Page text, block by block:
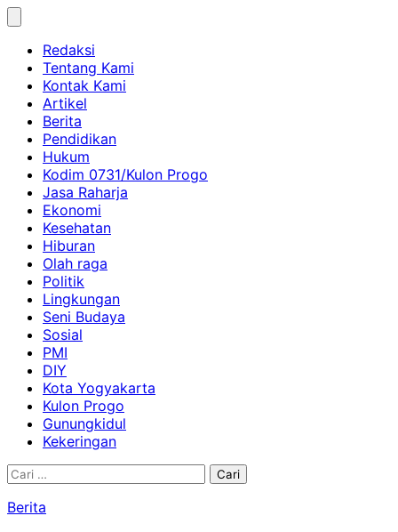
Skip
contentRedaksi
Tentang Kami
Kontak Kami
Artikel
Berita
Pendidikan
Hukum
Kodim 0731/Kulon Progo
Jasa Raharja
Ekonomi
Kesehatan
Hiburan
Olah raga
Politik
Lingkungan
Seni Budaya
Sosial
PMI
DIY
Kota Yogyakarta
Kulon Progo
Gunungkidul
Kekeringan
Cari
Berita